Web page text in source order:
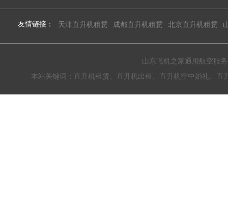
友情链接： 天津直升机租赁 成都直升机租赁 北京直升机租赁
山东飞机之家通用航空服
本站关键词：直升机租赁、直升机出租、直升机空中婚礼、